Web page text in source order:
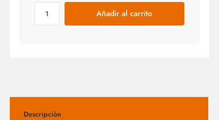
Añadir al carrito
Descripción